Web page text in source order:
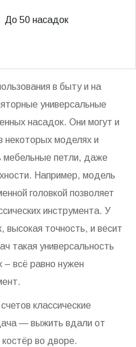
До 50 насадок
в быту и на
универсальные
насадок. Они могут и
некоторых моделях и
мебельные петли, даже
Например, модель
головкой позволяет
инструмента. У
высокая точность, и весит
такая универсальность
– всё равно нужен
классические
— выжить вдали от
костёр во дворе.